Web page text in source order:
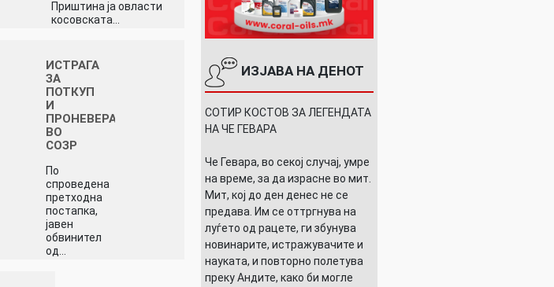
Приштина ја овласти
косовската…
ИСТРАГА
ЗА
ПОТКУП
И
ПРОНЕВЕРА
ВО
СОЗР
По
спроведена
претходна
постапка,
јавен
обвинител
од…
ИЗЈАВА НА ДЕНОТ
СОТИР КОСТОВ ЗА ЛЕГЕНДАТА
НА ЧЕ ГЕВАРА
Че Гевара, во секој случај, умре
на време, за да израсне во мит.
Мит, кој до ден денес не се
предава. Им се оттргнува на
луѓето од рацете, ги збунува
новинарите, истражувачите и
науката, и повторно полетува
преку Андите, како би могле